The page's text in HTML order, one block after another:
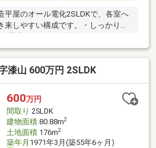
平屋のオール電化2SLDKで、各室へ
しやすい構成です。・しっかりし
調理中も家族との会話を続けやすい
つなげて使え、生活スタイルに合わ
があり、季節用品や日用品を収納
2014年にキッチン・浴室・トイレ・
。・出羽小学校まで51m（徒歩1
（徒歩5分）で日々の生活に利用
漆山 600万円 2SLDK
600万円
間取り 2SLDK
建物面積80.88m2
土地面積176m2
築年月 1971年3月(築55年6ヶ月)